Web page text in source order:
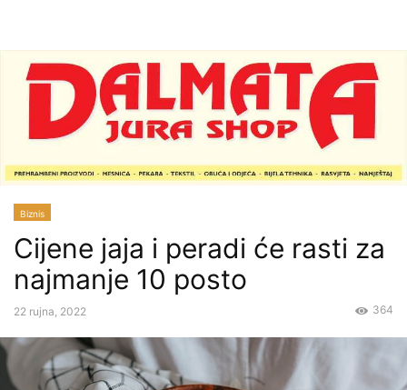
Biznis
Cijene jaja i peradi će rasti za
najmanje 10 posto
22 rujna, 2022 364